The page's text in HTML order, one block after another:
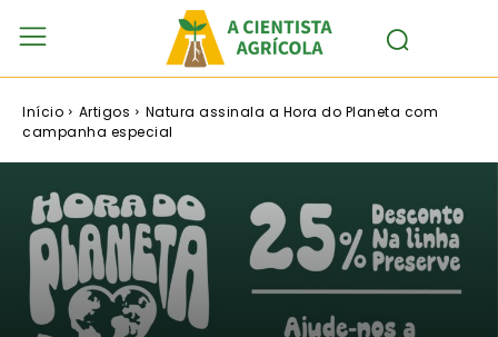
Início Artigos
Natura assinala a Hora do Planeta com
campanha especial